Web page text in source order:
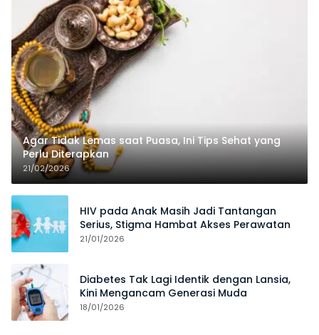
Agar Tidak Lemas saat Puasa, Ini Tips Sehat yang
Perlu Diterapkan
21/02/2026
HIV pada Anak Masih Jadi Tantangan
Serius, Stigma Hambat Akses Perawatan
21/01/2026
Diabetes Tak Lagi Identik dengan Lansia,
Kini Mengancam Generasi Muda
18/01/2026